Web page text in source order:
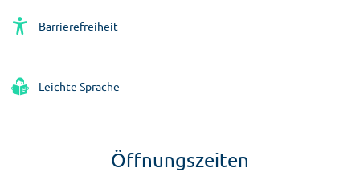
Barrierefreiheit
Leichte Sprache
Öffnungszeiten